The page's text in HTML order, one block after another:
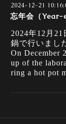
2024-12-21
忘年会（Year-
2024年12月
鍋で行いまし
On December
up of the
ring a hot pot